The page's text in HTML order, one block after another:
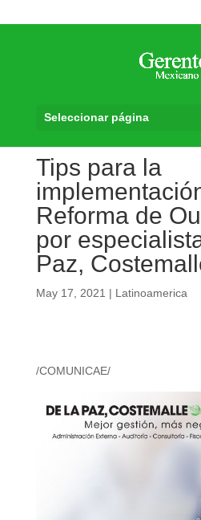
Seleccionar página
Tips para la
Reforma de
por
Paz,
May 17, 2021 | Latinoamerica
/COMUNICAE/